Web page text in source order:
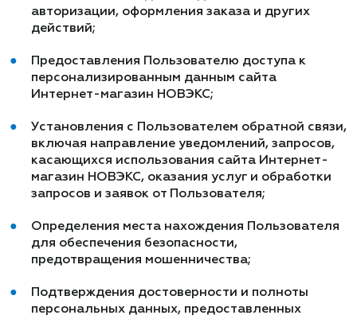
авторизации, оформления заказа и других
действий;
Предоставления Пользователю доступа к
персонализированным данным сайта
Интернет-магазин НОВЭКС;
Установления с Пользователем обратной связи,
включая направление уведомлений, запросов,
касающихся использования сайта Интернет-
магазин НОВЭКС, оказания услуг и обработки
запросов и заявок от Пользователя;
Определения места нахождения Пользователя
для обеспечения безопасности,
предотвращения мошенничества;
Подтверждения достоверности и полноты
персональных данных, предоставленных